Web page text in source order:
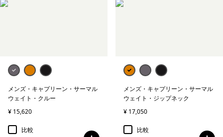
メンズ・キャプリーン・サーマル
ウェイト・クルー
¥ 15,620
比較
メンズ・キャプリーン・サーマル
ウェイト・ジップネック
¥ 17,050
比較